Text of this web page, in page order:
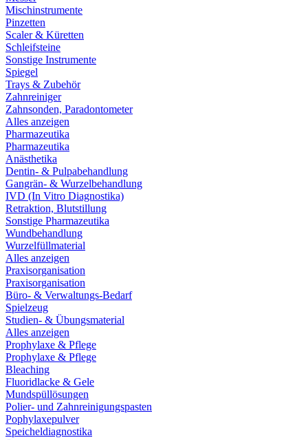
Mischinstrumente
Pinzetten
Scaler & Küretten
Schleifsteine
Sonstige Instrumente
Spiegel
Trays & Zubehör
Zahnreiniger
Zahnsonden, Paradontometer
Alles anzeigen
Pharmazeutika
Pharmazeutika
Anästhetika
Dentin- & Pulpabehandlung
Gangrän- & Wurzelbehandlung
IVD (In Vitro Diagnostika)
Retraktion, Blutstillung
Sonstige Pharmazeutika
Wundbehandlung
Wurzelfüllmaterial
Alles anzeigen
Praxisorganisation
Praxisorganisation
Büro- & Verwaltungs-Bedarf
Spielzeug
Studien- & Übungsmaterial
Alles anzeigen
Prophylaxe & Pflege
Prophylaxe & Pflege
Bleaching
Fluoridlacke & Gele
Mundspüllösungen
Polier- und Zahnreinigungspasten
Pophylaxepulver
Speicheldiagnostika